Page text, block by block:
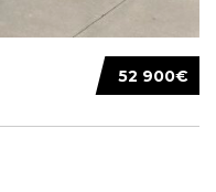
52 900€